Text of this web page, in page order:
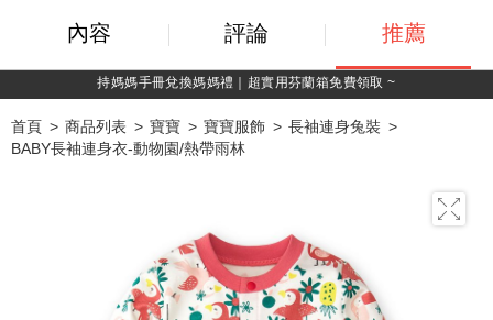
綁定LINE好友，500購物金立即折！
首頁 商品列表 寶寶 寶寶服飾
長袖連身兔裝
BABY長袖連身衣-動物園/熱帶雨林
內容 評論 推薦